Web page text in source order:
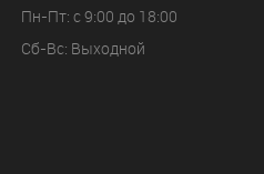
Пн-Пт: с 9:00 до 18:00
Сб-Вс: Выходной